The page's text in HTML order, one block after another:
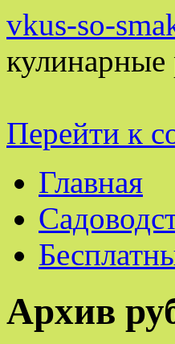
vkus-so-
кулинарные
Перейти к
Главная
Архив